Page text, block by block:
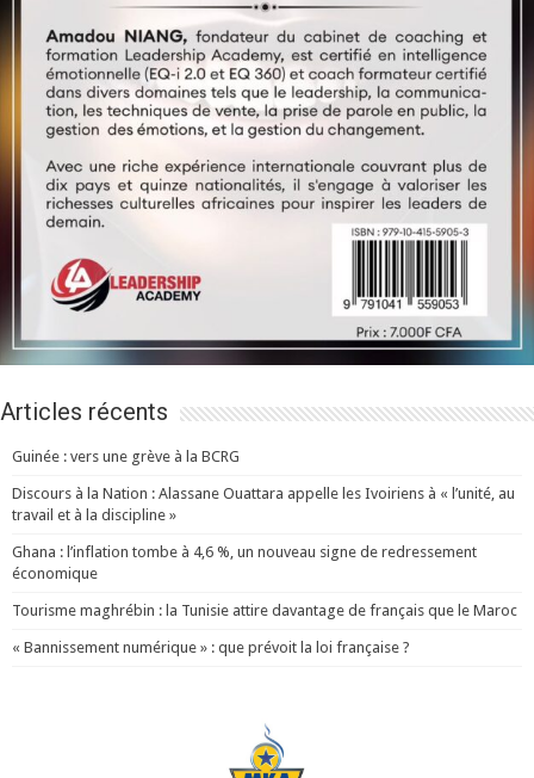
Articles récents
Guinée : vers une grève à la BCRG
Discours à la Nation : Alassane Ouattara appelle les Ivoiriens à « l’unité, au
travail et à la discipline »
Ghana : l’inflation tombe à 4,6 %, un nouveau signe de redressement
économique
Tourisme maghrébin : la Tunisie attire davantage de français que le Maroc
« Bannissement numérique » : que prévoit la loi française ?